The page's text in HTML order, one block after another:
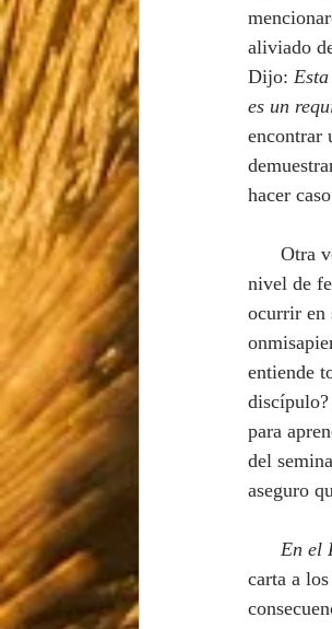
aliviado
Dijo:
es un
encontrar
hacer
nivel de
ocurrir en
entiende
para
del
aseguro
En el
carta a